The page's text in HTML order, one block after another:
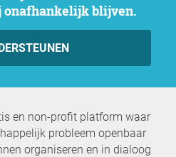
onafhankelijk blijven.
en non-profit platform waar
probleem openbaar
organiseren en in dialoog